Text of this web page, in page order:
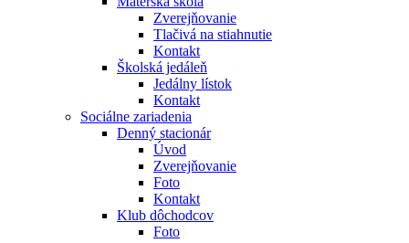
Zverejňovanie
Tlačivá na stiahnutie
Kontakt
Školská jedáleň
Jedálny lístok
Kontakt
Sociálne zariadenia
Denný stacionár
Úvod
Zverejňovanie
Foto
Kontakt
Klub dôchodcov
Foto